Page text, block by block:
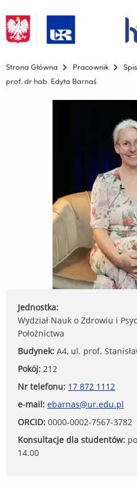
Menu - górna belka
Strona Główna Pracownik
prof. dr hab. Edyta Barnaś
Jednostka:
Wydział Nauk o Zdrowiu i
Położnictwa
Budynek: A4, ul. prof.
Pokój: 212
Nr telefonu: 17 872 1112
e-mail: ebarnas@ur.edu.pl
ORCID: 0000-0002-7567-3782
Konsultacje dla studentów:
14.00